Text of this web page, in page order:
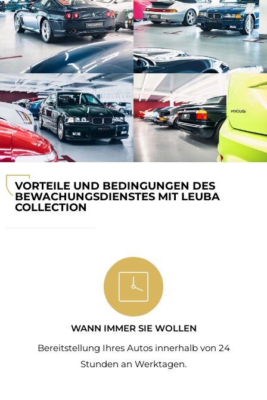
VORTEILE UND BEDINGUNGEN DES
BEWACHUNGSDIENSTES MIT LEUBA
COLLECTION
WANN IMMER SIE WOLLEN
Bereitstellung Ihres Autos innerhalb von 24
Stunden an Werktagen.